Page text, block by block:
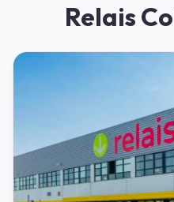
Relais